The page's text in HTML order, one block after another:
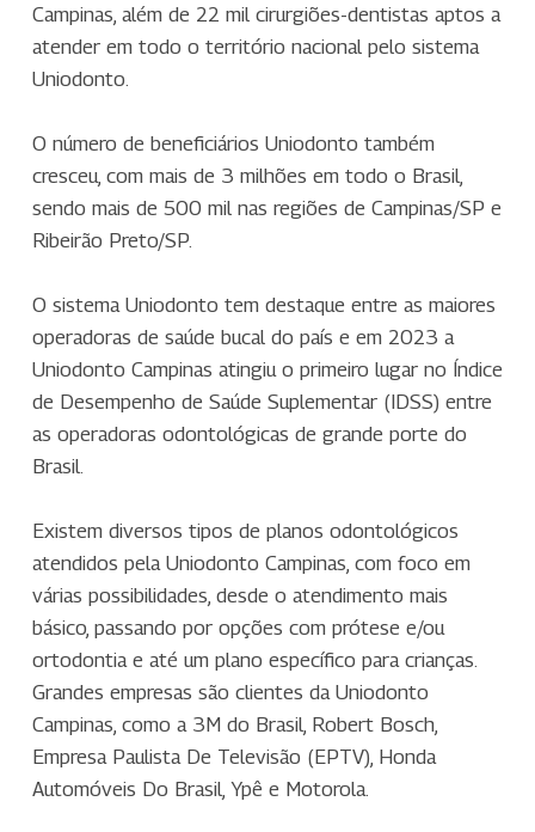
Campinas, além de 22 mil cirurgiões-dentistas aptos a
atender em todo o território nacional pelo sistema
Uniodonto.
O número de beneficiários Uniodonto também
cresceu, com mais de 3 milhões em todo o Brasil,
sendo mais de 500 mil nas regiões de Campinas/SP e
Ribeirão Preto/SP.
O sistema Uniodonto tem destaque entre as maiores
operadoras de saúde bucal do país e em 2023 a
Uniodonto Campinas atingiu o primeiro lugar no Índice
de Desempenho de Saúde Suplementar (IDSS) entre
as operadoras odontológicas de grande porte do
Brasil.
Existem diversos tipos de planos odontológicos
atendidos pela Uniodonto Campinas, com foco em
várias possibilidades, desde o atendimento mais
básico, passando por opções com prótese e/ou
ortodontia e até um plano específico para crianças.
Grandes empresas são clientes da Uniodonto
Campinas, como a 3M do Brasil, Robert Bosch,
Empresa Paulista De Televisão (EPTV), Honda
Automóveis Do Brasil, Ypê e Motorola.